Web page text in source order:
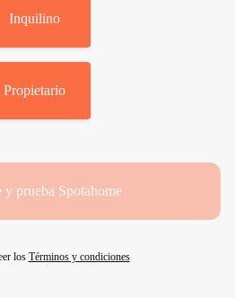
Inquilino
Propietario
y prueba Spotahome
los Términos y condiciones